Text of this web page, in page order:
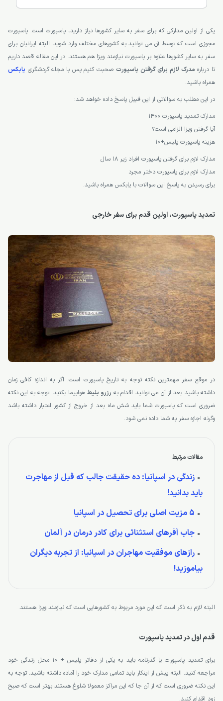
یکی از اولین مدارکی که برای سفر به سایر کشورها نیاز دارید، پاسپورت است. پاسپورت
مجوزی است که توسط آن می توانید به کشورهای مختلف وارد شوید. البته ایرانیان برای
سفر به سایر کشورها علاوه بر پاسپورت نیازمند ویزا هم هستند. در این مقاله قصد داریم
تا درباره مدرک لازم برای گرفتن پاسپورت صحبت کنیم پس با مجله گردشگری یابکس
همراه باشید.
در این مطلب به سوالاتی از این قبیل پاسخ داده خواهد شد:
مدارک تمدید پاسپورت 1400
آیا گرفتن ویزا الزامی است؟
هزینه پاسپورت پلیس+10
مدارک لازم برای گرفتن پاسپورت افراد زیر 18 سال
مدارک لازم برای پاسپورت دختر مجرد
برای رسیدن به پاسخ این سوالات با یابکس همراه باشید.
تمدید پاسپورت، اولین قدم برای سفر خارجی
در موقع سفر مهمترین نکته توجه به تاریخ پاسپورت است. اگر به اندازه کافی زمان
داشته باشید بعد از آن می توانید اقدام به رزرو بلیطهواپیما بکنید. توجه به این نکته
ضروری است که پاسپورت شما باید شش ماه بعد از خروج از کشور اعتبار داشته باشد
وگرنه اجازه سفر به شما داده نمی شود.
مقالات مرتبط
زندگی در اسپانیا: ده حقیقت جالب که قبل از مهاجرت
باید بدانید!
5 مزیت اصلی برای تحصیل در اسپانیا
جاب آفرهای استثنائی برای کادر درمان در آلمان
رازهای موفقیت مهاجران در اسپانیا: از تجربه دیگران
بیاموزید!
البته لازم به ذکر است که این مورد مربوط به کشورهایی است که نیازمند ویزا هستند.
قدم اول در تمدید پاسپورت
برای تمدید پاسپورت یا گذرنامه باید به یکی از دفاتر پلیس + 10 محل زندگی خود
مراجعه کنید. البته پیش از اینکار باید تمامی مدارک خود را آماده داشته باشید. توجه به
این نکته ضروری است که از آن جا که این مراکز معمولا شلوغ هستند بهتر است که صبح